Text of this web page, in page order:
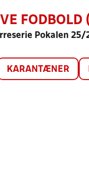
FODBOLD
Pokalen 25/
KARANTÆNER